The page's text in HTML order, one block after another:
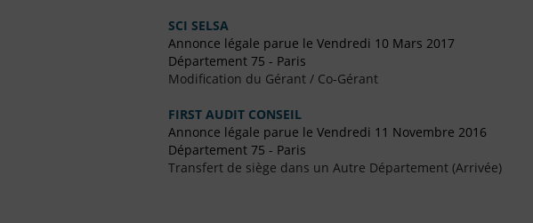
SCI SELSA
Annonce légale parue le Vendredi 10 Mars 2017
Département 75 - Paris
Modification du Gérant / Co-Gérant
FIRST AUDIT CONSEIL
Annonce légale parue le Vendredi 11 Novembre 2016
Département 75 - Paris
Transfert de siège dans un Autre Département (Arrivée)